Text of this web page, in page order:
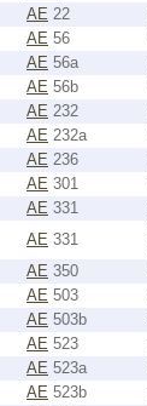
AE 22
AE 56
AE 56a
AE 56b
AE 232
AE 232a
AE 236
AE 301
AE 331
AE 331
AE 350
AE 503
AE 503b
AE 523
AE 523a
AE 523b